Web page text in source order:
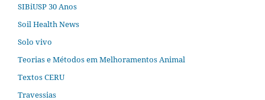
SIBiUSP 30 Anos
Soil Health News
Solo vivo
Teorias e Métodos em Melhoramentos Animal
Textos CERU
Travessias